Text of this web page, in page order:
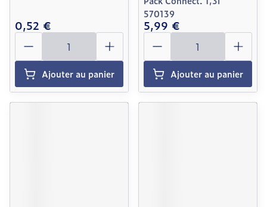
0,52 €
Quantité
Ajouter au panier
570139
5,99 €
Quantité
Ajouter au panier